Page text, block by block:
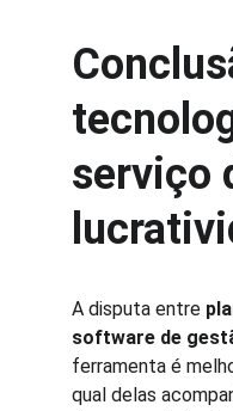
serviço
A disputa entre
software de
ferramenta é
qual delas